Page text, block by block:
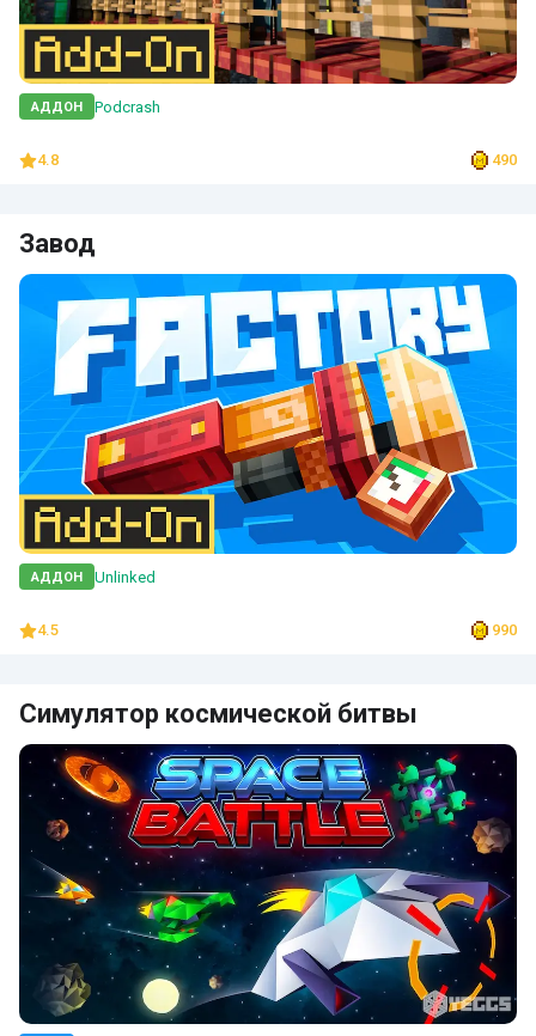
АДДОН Podcrash
4.8 490
Завод
АДДОН Unlinked
4.5 990
Симулятор космической битвы